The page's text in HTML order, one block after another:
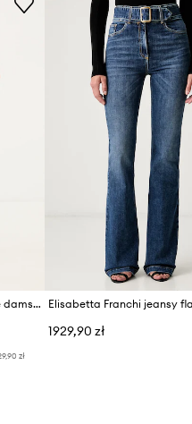
Elisabetta Franchi jeansy flare damskie
zł
1929,90 zł